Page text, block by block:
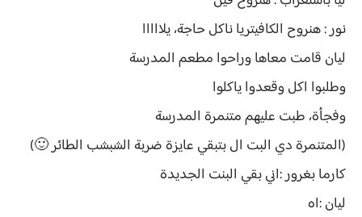
نور : هنروح الكافيتريا ناكل حاجة، يلااااا
ليان قامت معاها وراحوا مطعم المدرسة
وطلبوا اكل وقعدوا ياكلوا
وفجأة، طبت عليهم متنمرة المدرسة
(المتنمرة دي البت ال بتبقي عايزة ضربة الشبشب الطائر 🙂)
كارما بغرور :اني بقي البنت الجديدة
ليان :اه